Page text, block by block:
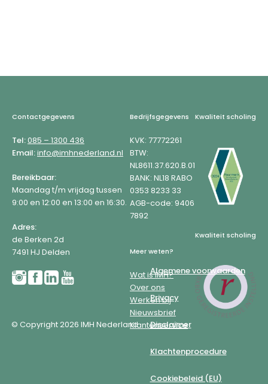
Footer
Contactgegevens
Tel:085 – 1300 436
Email:info@imhnederland.nl
Bereikbaar:
Maandag t/m vrijdag tussen
9:00 en 12:00 en 13:00 en 16:30.
Adres:
de Berken 2d
7491 HJ Delden
Bedrijfsgegevens
KVK: 77772261
BTW:
NL8611.37.620.B.01
BANK: NL18 RABO
0353 8233 33
AGB-code: 9406
7892
Meer weten?
Wat is IMH?
Over ons
Werken bij
Nieuwsbrief
Klantenservice
Kwaliteit scholing
Kwaliteit scholing
© Copyright 2026 IMH Nederland
Algemene voorwaarden
Privacy
Disclaimer
Klachtenprocedure
Cookiebeleid (EU)